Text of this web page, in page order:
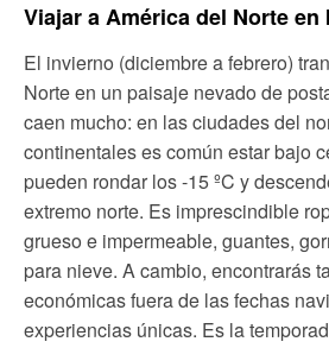
Viajar a América del Norte en
El invierno (diciembre a febrero)
Norte en un paisaje nevado de
caen mucho: en las ciudades del
continentales es común estar bajo
pueden rondar los -15 ºC y
extremo norte. Es imprescindible
grueso e impermeable, guantes,
para nieve. A cambio, encontrarás
económicas fuera de las fechas
experiencias únicas. Es la